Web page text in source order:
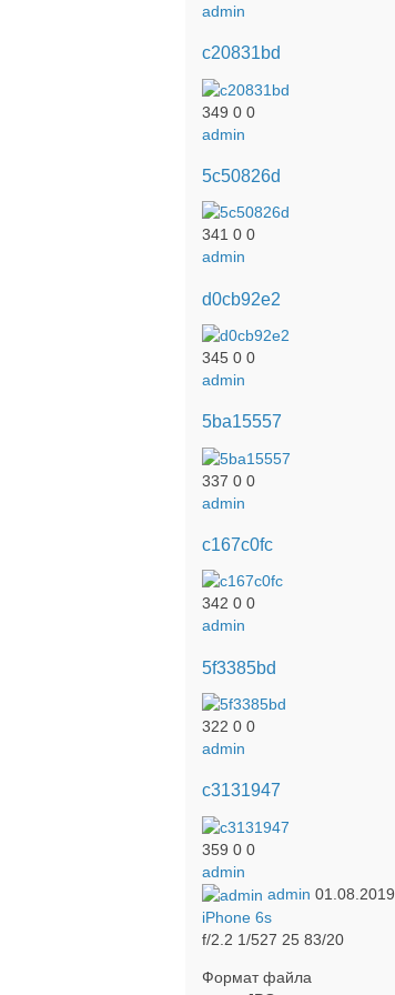
admin
c20831bd
349 0 0
admin
5c50826d
341 0 0
admin
d0cb92e2
345 0 0
admin
5ba15557
337 0 0
admin
c167c0fc
342 0 0
admin
5f3385bd
322 0 0
admin
c3131947
359 0 0
admin
admin 01.08.2019
iPhone 6s
f/2.2 1/527 25 83/20
Формат файла